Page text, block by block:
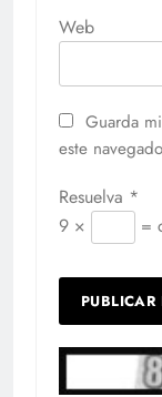
Web
Guarda
este
Resuelva *
9 ×
=